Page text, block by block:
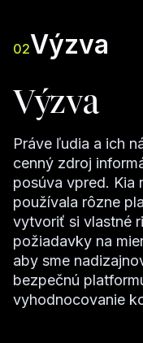
02Výzva
Výzva
Práve ľudia a ich
cenný zdroj
posúva vpred. Kia
používala rôzne
vytvoriť si vlastné
požiadavky na
aby sme
bezpečnú
vyhodnocovanie